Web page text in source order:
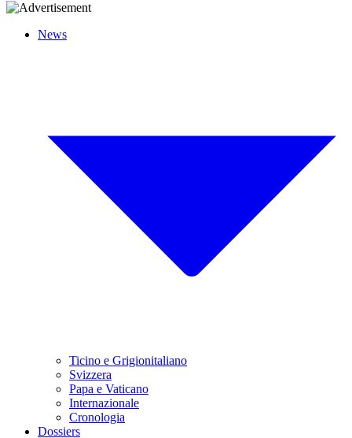
News
Ticino e Grigionitaliano
Svizzera
Papa e Vaticano
Internazionale
Cronologia
Dossiers